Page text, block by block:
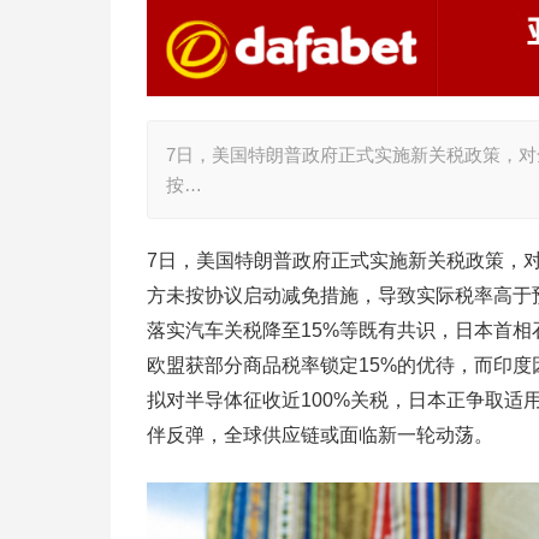
7日，美国特朗普政府正式实施新关税政策，
按…
7日，美国特朗普政府正式实施新关税政策，
方未按协议启动减免措施，导致实际税率高
落实汽车关税降至15%等既有共识，日本首
欧盟获部分商品税率锁定15%的优待，而印
拟对半导体征收近100%关税，日本正争取适
伴反弹，全球供应链或面临新一轮动荡。